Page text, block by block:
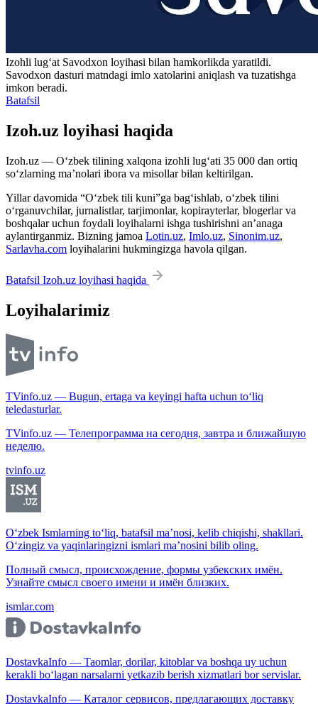
Izohli lugʻat Savodxon loyihasi bilan hamkorlikda yaratildi.
Savodxon dasturi matndagi imlo xatolarini aniqlash va tuzatishga
imkon beradi.
Batafsil
Izoh.uz loyihasi haqida
Izoh.uz — O‘zbek tilining xalqona izohli lug‘ati 35 000 dan ortiq
so‘zlarning ma’nolari ibora va misollar bilan keltirilgan.
Yillar davomida “O‘zbek tili kuni”ga bag‘ishlab, o‘zbek tilini
o‘rganuvchilar, jurnalistlar, tarjimonlar, kopirayterlar, blogerlar va
boshqalar uchun foydali loyihalarni ishga tushirishni an’anaga
aylantirganmiz. Bizning jamoa Lotin.uz, Imlo.uz, Sinonim.uz,
Sarlavha.com loyihalarini hukmingizga havola qilgan.
Batafsil Izoh.uz loyihasi haqida
Loyihalarimiz
TVinfo.uz — Bugun, ertaga va keyingi hafta uchun to‘liq
teledasturlar.
TVinfo.uz — Телепрограмма на сегодня, завтра и ближайшую
неделю.
tvinfo.uz
O‘zbek Ismlarning to‘liq, batafsil ma’nosi, kelib chiqishi, shakllari.
O‘zingiz va yaqinlaringizni ismlari ma’nosini bilib oling.
Полный смысл, происхождение, формы узбекских имён.
Узнайте смысл своего имени и имён близких.
ismlar.com
DostavkaInfo — Taomlar, dorilar, kitoblar va boshqa uy uchun
kerakli bo‘lagan narsalarni yetkazib berish xizmatlari bor servislar.
DostavkaInfo — Каталог сервисов, предлагающих доставку